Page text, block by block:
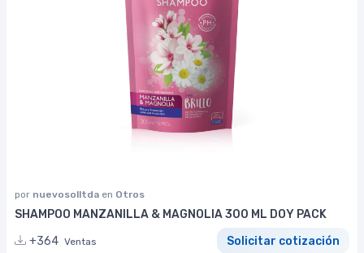
por nuevosolltda en Otros
SHAMPOO MANZANILLA & MAGNOLIA 300 ML DOY PACK
+364 Ventas Solicitar cotización